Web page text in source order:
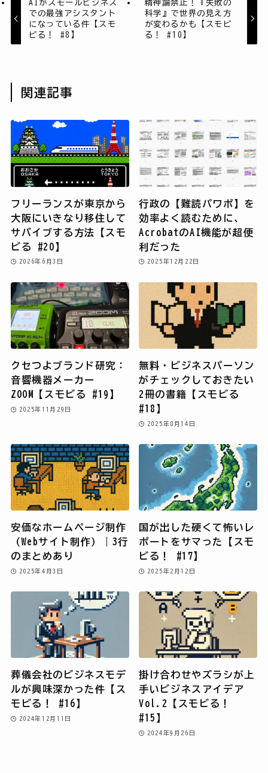
AIがスモールビジネス
での最強アシスタント
になっている件【スモ
ビる！ #8】
精神論禁止！『失敗の
科学』で世界の見え方
が変わるかも【スモビ
る！ #10】
関連記事
フリーランスが東京から
大阪にいきなり移住して
サバイブする方法【スモ
ビる #20】
2026年6月3日
行政の【難読パワポ】を
効率よく読むために、
AcrobatのAI機能が超便
利だった
2025年12月22日
クセつよブランド研究：
音響機器メーカー
ZOOM【スモビる #19】
2025年11月29日
無料・ビジネスパーソン
がチェックしておきたい
2冊の書籍【スモビる
#18】
2025年8月14日
安価なホームページ制作
（Webサイト制作）｜3行
のまとめあり
2025年4月3日
国が出した硬くて怖いレ
ポートをサマった【スモ
ビる！ #17】
2025年2月12日
葬儀会社のビジネスモデ
ルが興味深かった件【ス
モビる！ #16】
2024年12月11日
掛け合わせやズラシが上
手いビジネスアイデア
Vol.2【スモビる！
#15】
2024年9月26日